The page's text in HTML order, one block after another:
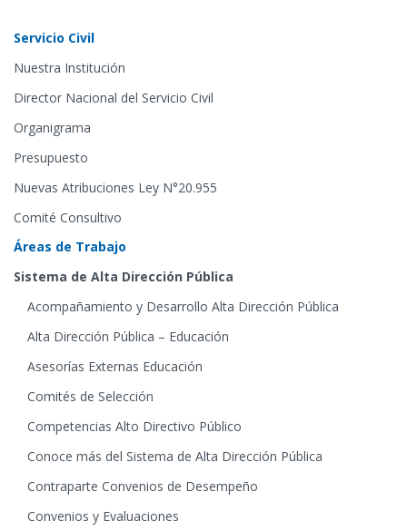
Servicio Civil
Nuestra Institución
Director Nacional del Servicio Civil
Organigrama
Presupuesto
Nuevas Atribuciones Ley N°20.955
Comité Consultivo
Áreas de Trabajo
Sistema de Alta Dirección Pública
Acompañamiento y Desarrollo Alta Dirección Pública
Alta Dirección Pública – Educación
Asesorías Externas Educación
Comités de Selección
Competencias Alto Directivo Público
Conoce más del Sistema de Alta Dirección Pública
Contraparte Convenios de Desempeño
Convenios y Evaluaciones